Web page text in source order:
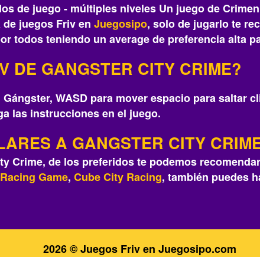
de juego - múltiples niveles Un juego de
juegos Friv en Juegosipo, solo de jugarlo te
todos teniendo un average de preferencia alta
DE GANGSTER CITY CRIME?
WASD para mover espacio para saltar
las instrucciones en el juego.
A GANGSTER CITY
Crime, de los preferidos te podemos
Game, Cube City Racing, también puedes
2026 © Juegos Friv en Juegosipo.com